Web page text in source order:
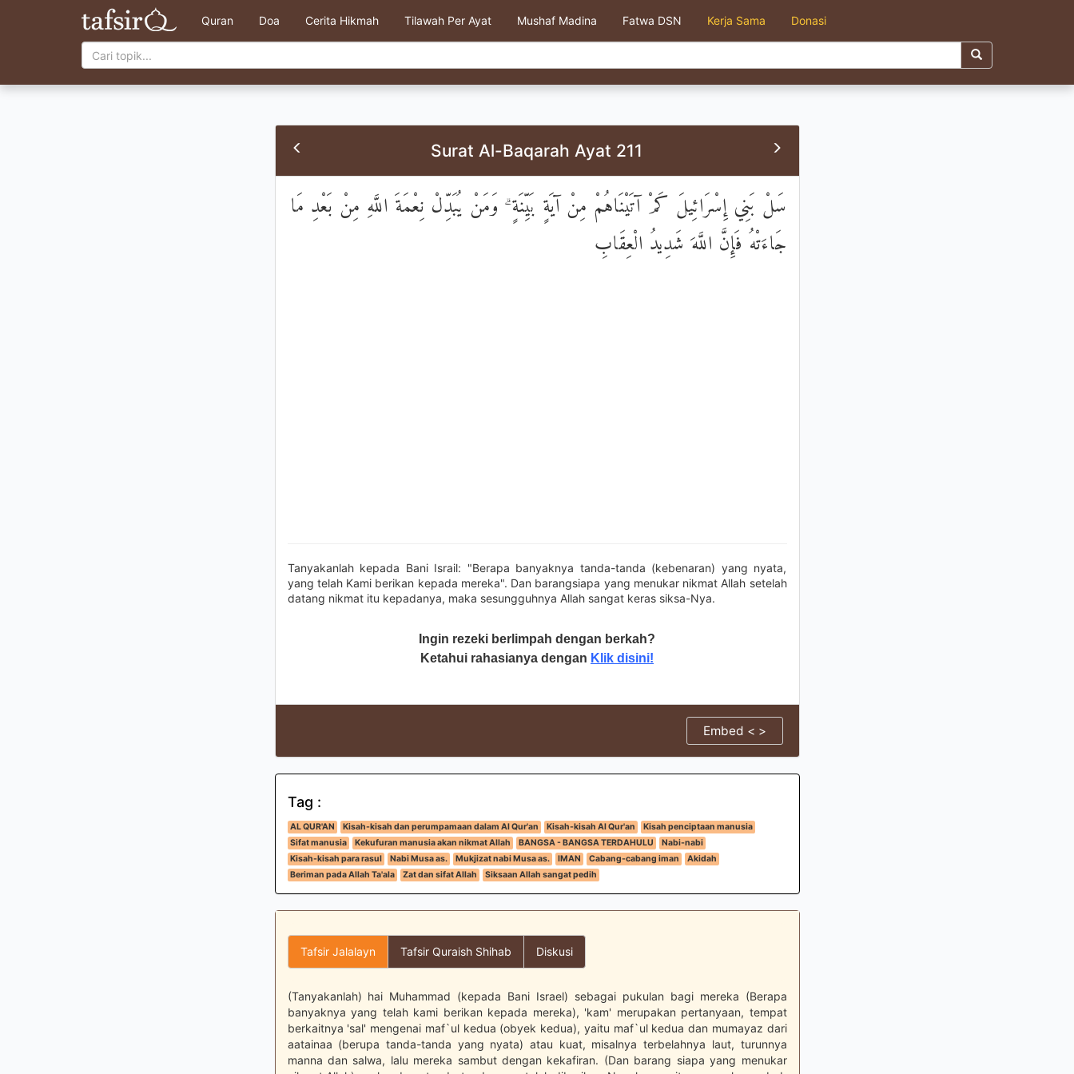
Quran Doa Cerita Hikmah Tilawah Per Ayat Mushaf Madina Fatwa DSN Kerja Sama Donasi
Surat Al-Baqarah Ayat 211
سَلْ بَنِي إِسْرَائِيلَ كَمْ آتَيْنَاهُمْ مِنْ آيَةٍ بَيِّنَةٍ ۗ وَمَنْ يُبَدِّلْ نِعْمَةَ اللَّهِ مِنْ بَعْدِ مَا
جَاءَتْهُ فَإِنَّ اللَّهَ شَدِيدُ الْعِقَابِ
Tanyakanlah kepada Bani Israil: "Berapa banyaknya tanda-tanda (kebenaran) yang nyata,
yang telah Kami berikan kepada mereka". Dan barangsiapa yang menukar nikmat Allah setelah
datang nikmat itu kepadanya, maka sesungguhnya Allah sangat keras siksa-Nya.
Ingin rezeki berlimpah dengan berkah?
Ketahui rahasianya dengan Klik disini!
Embed < >
Tag :
AL QUR'AN Kisah-kisah dan perumpamaan dalam Al Qur'an Kisah-kisah Al Qur'an
Kisah penciptaan manusia
Sifat manusia
Kekufuran manusia akan nikmat Allah BANGSA - BANGSA TERDAHULU
Nabi-nabi
Kisah-kisah para rasul
Nabi Musa as. Mukjizat nabi Musa as. IMAN Cabang-cabang iman
Akidah
Beriman pada Allah Ta'ala
Zat dan sifat Allah Siksaan Allah sangat pedih
Tafsir Jalalayn Tafsir Quraish Shihab Diskusi
(Tanyakanlah) hai Muhammad (kepada Bani Israel) sebagai pukulan bagi mereka (Berapa
banyaknya yang telah kami berikan kepada mereka), 'kam' merupakan pertanyaan, tempat
berkaitnya 'sal' mengenai maf`ul kedua (obyek kedua), yaitu maf`ul kedua dan mumayaz dari
aatainaa (berupa tanda-tanda yang nyata) atau kuat, misalnya terbelahnya laut, turunnya
manna dan salwa, lalu mereka sambut dengan kekafiran. (Dan barang siapa yang menukar